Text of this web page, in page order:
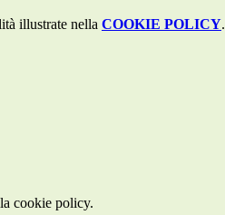
illustrate nella COOKIE POLICY.
cookie policy.